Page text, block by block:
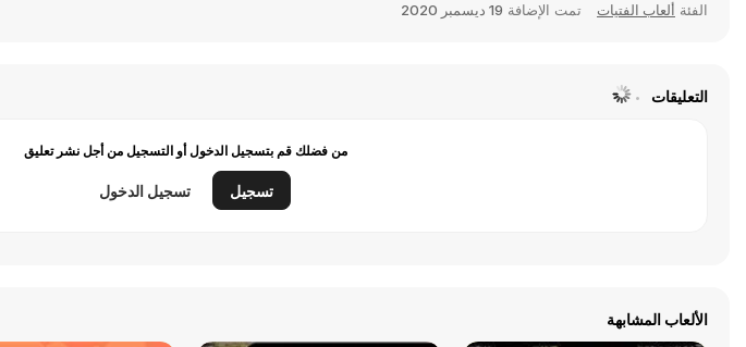
الفئة ألعاب الفتيات تمت الإضافة 19 ديسمبر 2020
التعليقات
من فضلك قم بتسجيل الدخول أو التسجيل من أجل نشر تعليق
تسجيل تسجيل الدخول
الألعاب المشابهة